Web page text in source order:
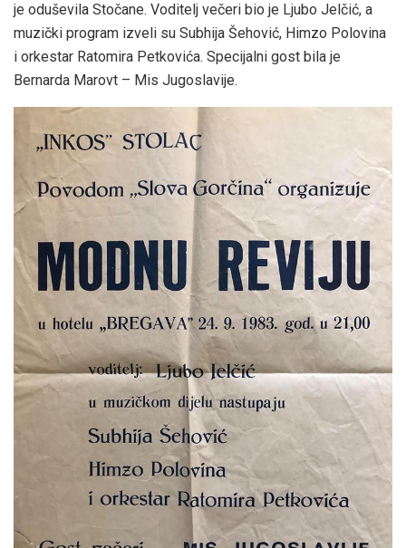
je oduševila Stočane. Voditelj večeri bio je Ljubo Jelčić, a
muzički program izveli su Subhija Šehović, Himzo Polovina
i orkestar Ratomira Petkovića. Specijalni gost bila je
Bernarda Marovt – Mis Jugoslavije.